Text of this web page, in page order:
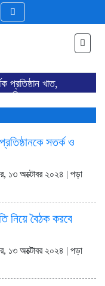
প্রতিষ্ঠান খাত,
শেয়ার
শীর্ষ ১০
শীর্ষ ১০
শীর্ষ ১০
কর্পোরেট
খবরের পর
সতর্ক ও
১৩ অক্টোবর ২০২৪ | পড়া
নিয়ে বৈঠক করবে
১৩ অক্টোবর ২০২৪ | পড়া